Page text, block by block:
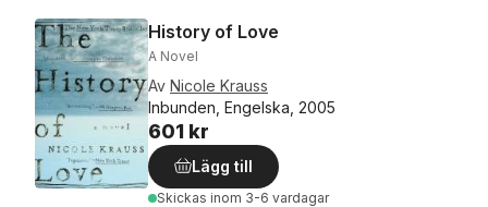
History of Love
A Novel
Av Nicole Krauss
Inbunden, Engelska, 2005
601 kr
Lägg till
Skickas inom 3-6 vardagar